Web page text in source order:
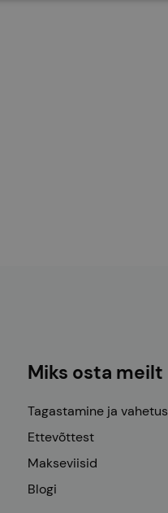
Miks osta meilt
Tagastamine ja vahetus
Ettevõttest
Makseviisid
Blogi